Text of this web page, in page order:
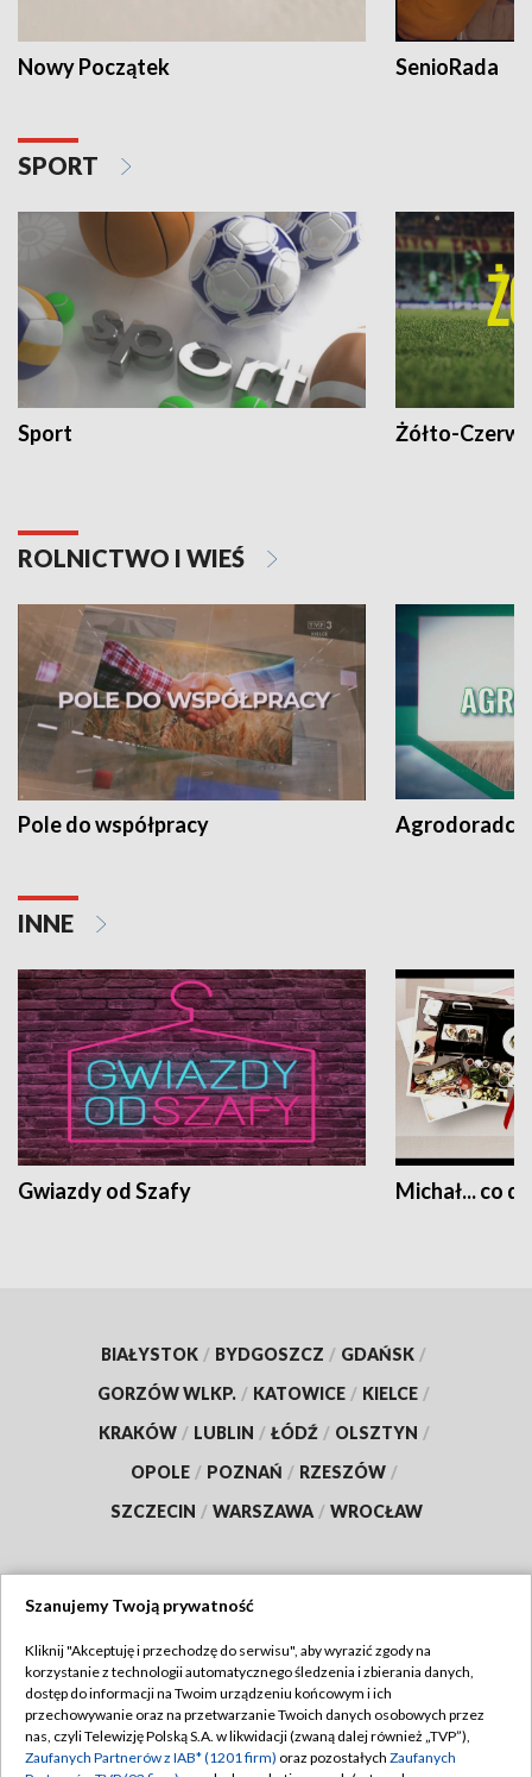
Nowy Początek SenioRada
SPORT
Sport Żółto-
ROLNICTWO I WIEŚ
Pole do współpracy Agrodoradcy
INNE
Gwiazdy od Szafy Michał... co
BIAŁYSTOK / BYDGOSZCZ / GDAŃSK /
GORZÓW WLKP. / KATOWICE / KIELCE /
KRAKÓW / LUBLIN / ŁÓDŹ / OLSZTYN /
OPOLE / POZNAŃ / RZESZÓW /
SZCZECIN / WARSZAWA / WROCŁAW
TVP
Abonament TVP
Emisja w TVP
Regulamin TVP
Polityka prywatności
Szanujemy Twoją prywatność
Kliknij "Akceptuję i przechodzę do serwisu", aby wyrazić zgody na
korzystanie z technologii automatycznego śledzenia i zbierania danych,
dostęp do informacji na Twoim urządzeniu końcowym i ich
przechowywanie oraz na przetwarzanie Twoich danych osobowych przez
nas, czyli Telewizję Polską S.A. w likwidacji (zwaną dalej również „TVP”),
Zaufanych Partnerów z IAB* (1201 firm) oraz pozostałych Zaufanych